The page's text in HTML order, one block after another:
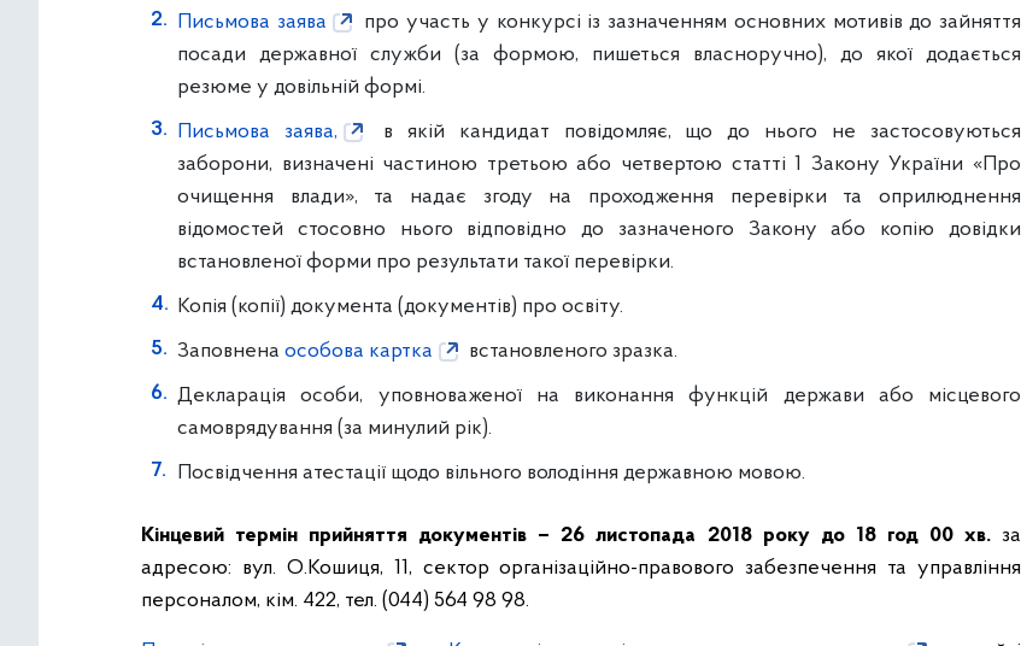
Письмова заява
про участь у конкурсі із зазначенням основних мотивів до зайняття
посади державної служби (за формою, пишеться власноручно), до якої додається
резюме у довільній формі.
Письмова заява,
в якій кандидат повідомляє, що до нього не застосовуються
заборони, визначені частиною третьою або четвертою статті 1 Закону України «Про
очищення влади», та надає згоду на проходження перевірки та оприлюднення
відомостей стосовно нього відповідно до зазначеного Закону або копію довідки
встановленої форми про результати такої перевірки.
Копія (копії) документа (документів) про освіту.
Заповнена особова картка
встановленого зразка.
Декларація особи, уповноваженої на виконання функцій держави або місцевого
самоврядування (за минулий рік).
Посвідчення атестації щодо вільного володіння державною мовою.
Кінцевий термін прийняття документів – 26 листопада 2018 року до 18 год 00 хв. за
адресою: вул. О.Кошиця, 11, сектор організаційно-правового забезпечення та управління
персоналом, кім. 422, тел. (044) 564 98 98.